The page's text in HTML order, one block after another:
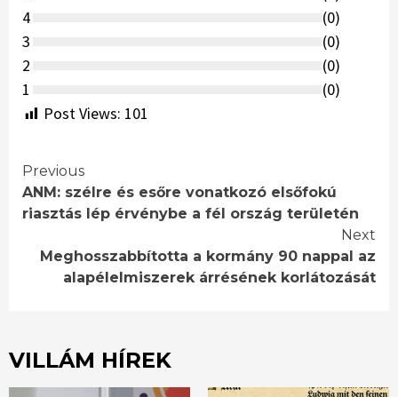
4
(0)
3
(0)
2
(0)
1
(0)
Post Views: 101
Continue
Reading
Previous
ANM: szélre és esőre vonatkozó elsőfokú
riasztás lép érvénybe a fél ország területén
Next
Meghosszabbította a kormány 90 nappal az
alapélelmiszerek árrésének korlátozását
VILLÁM HÍREK